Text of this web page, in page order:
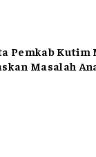
Pemkab Kutim
Masalah